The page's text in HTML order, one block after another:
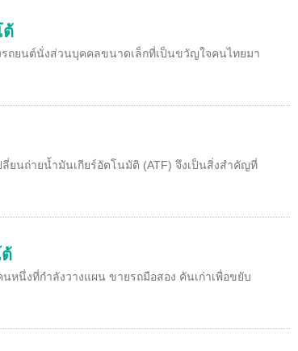
ต้
รถยนต์นั่งส่วนบุคคลขนาดเล็กที่เป็นขวัญใจคนไทยมา
ยนถ่ายน้ำมันเกียร์อัตโนมัติ (ATF) จึงเป็นสิ่งสำคัญที่
หนึ่งที่กำลังวางแผน ขายรถมือสอง คันเก่าเพื่อขยับ